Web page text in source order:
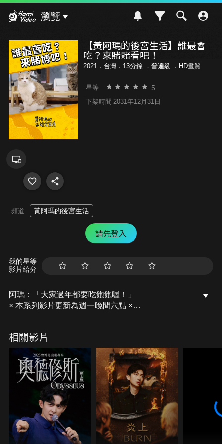
瀏覽
【黃阿瑪的後宮生活】誰最會
吃？來賭賭看吧！
2021．台灣．13分鐘 ． 普遍級 ．HD畫質
星等 5
下架時間 2031年12月31日
頻道 黃阿瑪的後宮生活
請先登入
我的星等
影片給分
阿瑪：「大家過年都要吃飽飽喔！」
× 本系列影片更新為週一晚間六點 ×
-
第七本年度著作《等我回家的你》
台灣（瑪瑪商行）：https://reurl.cc/Kxxa5n
（瑪瑪商行 獨家贈送「後宮出遊趣插畫明信片一張，
隨機出貨不挑款」其他通路沒有贈送喔～）
港澳地區：https://reurl.cc/8yygV7
馬新地區：https://reurl.cc/bzzGvr
【近期活動】
相關影片